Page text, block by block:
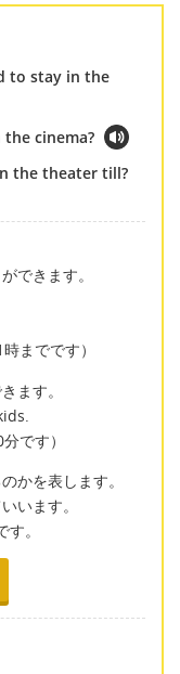
to stay in the
cinema?
the theater till?
できます。
までです）
ます。
です）
かを表します。
います。
。